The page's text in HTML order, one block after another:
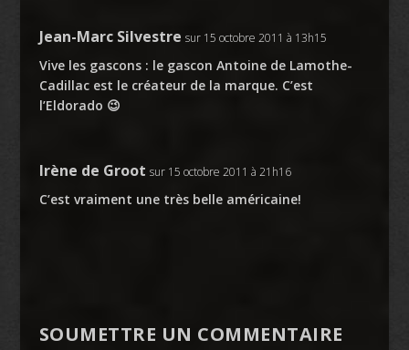
Jean-Marc Silvestre sur 15 octobre 2011 à 13h15
Vive les gascons : le gascon Antoine de Lamothe-
Cadillac est le créateur de la marque. C’est
l’Eldorado 😉
Irène de Groot sur 15 octobre 2011 à 21h16
C’est vraiment une très belle américaine!
SOUMETTRE UN COMMENTAIRE